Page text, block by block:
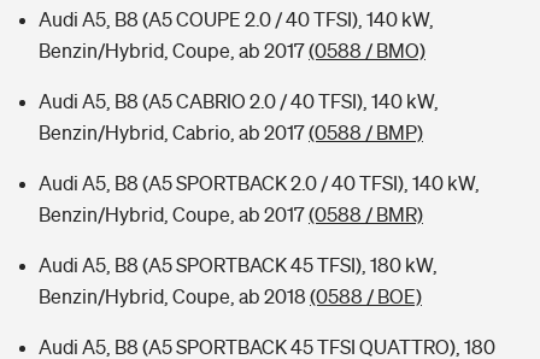
Audi A5, B8 (A5 COUPE 2.0 / 40 TFSI), 140 kW,
Benzin/Hybrid, Coupe, ab 2017(0588 / BMO)
Audi A5, B8 (A5 CABRIO 2.0 / 40 TFSI), 140 kW,
Benzin/Hybrid, Cabrio, ab 2017(0588 / BMP)
Audi A5, B8 (A5 SPORTBACK 2.0 / 40 TFSI), 140 kW,
Benzin/Hybrid, Coupe, ab 2017(0588 / BMR)
Audi A5, B8 (A5 SPORTBACK 45 TFSI), 180 kW,
Benzin/Hybrid, Coupe, ab 2018 (0588 / BOE)
Audi A5, B8 (A5 SPORTBACK 45 TFSI QUATTRO), 180